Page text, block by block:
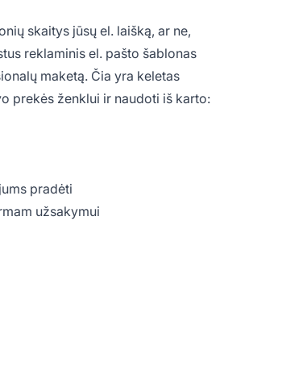
skaitys jūsų el. laišką, ar ne,
reklaminis el. pašto šablonas
maketą. Čia yra keletas
prekės ženklui ir naudoti iš karto:
pradėti
užsakymui